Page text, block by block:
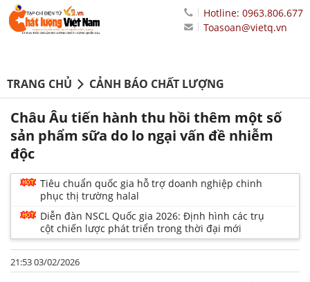
Hotline: 0963.806.677
Toasoan@vietq.vn
TRANG CHỦ CẢNH BÁO CHẤT LƯỢNG
Châu Âu tiến hành thu hồi thêm một số
sản phẩm sữa do lo ngại vấn đề nhiễm
độc
Tiêu chuẩn quốc gia hỗ trợ doanh nghiệp chinh
phục thị trường halal
Diễn đàn NSCL Quốc gia 2026: Định hình các trụ
cột chiến lược phát triển trong thời đại mới
21:53 03/02/2026